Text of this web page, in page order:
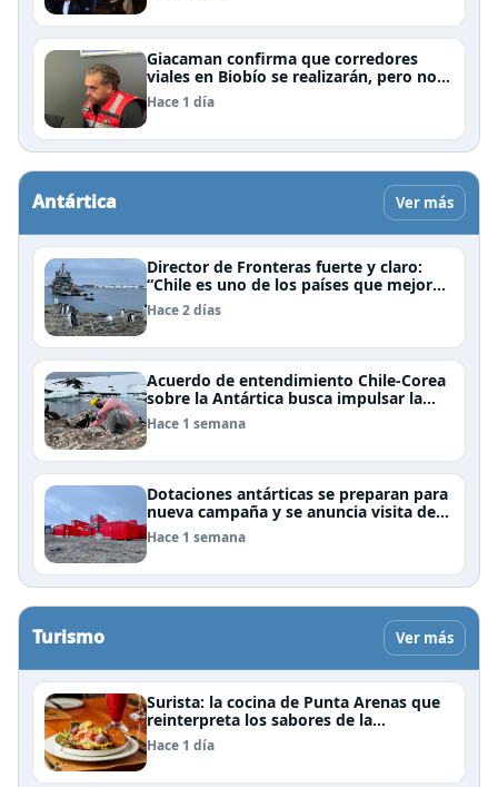
Giacaman confirma que corredores
viales en Biobío se realizarán, pero no
por la vía de la concesión
Hace 1 día
Antártica Ver más
Director de Fronteras fuerte y claro:
“Chile es uno de los países que mejor
derechos tiene para sustentar una
reclamación de territorio antártico”
Hace 2 días
Acuerdo de entendimiento Chile-Corea
sobre la Antártica busca impulsar la
investigación científica
Hace 1 semana
Dotaciones antárticas se preparan para
nueva campaña y se anuncia visita de
Pdte Kast y su gabinete al continente
blanco
Hace 1 semana
Turismo Ver más
Surista: la cocina de Punta Arenas que
reinterpreta los sabores de la
Patagonia
Hace 1 día